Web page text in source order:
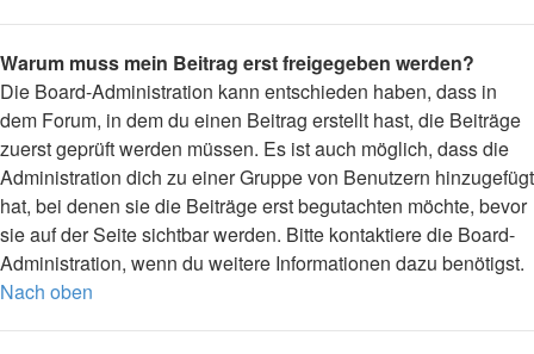
Warum muss mein Beitrag erst freigegeben werden?
Die Board-Administration kann entschieden haben, dass in
dem Forum, in dem du einen Beitrag erstellt hast, die Beiträge
zuerst geprüft werden müssen. Es ist auch möglich, dass die
Administration dich zu einer Gruppe von Benutzern hinzugefügt
hat, bei denen sie die Beiträge erst begutachten möchte, bevor
sie auf der Seite sichtbar werden. Bitte kontaktiere die Board-
Administration, wenn du weitere Informationen dazu benötigst.
Nach oben